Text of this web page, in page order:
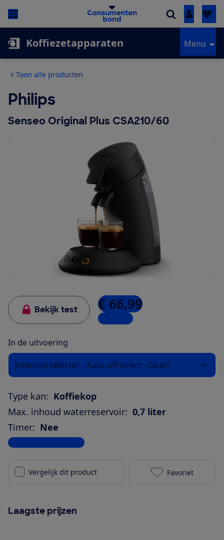
Inloggen
Koffiezetapparaten Menu
Toon alle producten
Philips
Senseo Original Plus CSA210/60
Bekijk test € 66,99
8 winkels
In de uitvoering
Intensity selector - Auto-off direct - Zwart
Type kan: Koffiekop
Max. inhoud waterreservoir: 0,7 liter
Timer: Nee
Bekijk alle specificaties
Vergelijk dit product Philips
Favoriet
Laagste prijzen